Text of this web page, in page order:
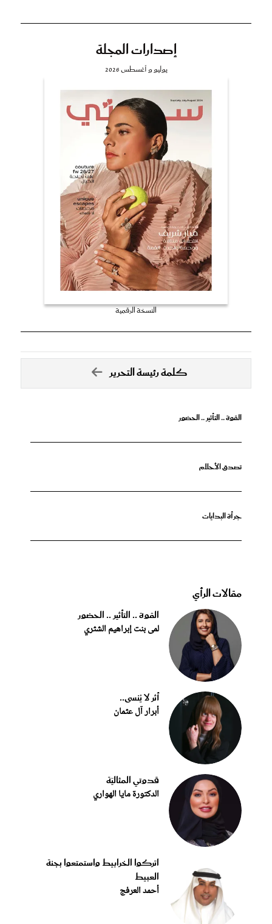
إصدارات المجلة
يوليو و أغسطس 2026
النسخة الرقمية
كلمة رئيسة التحرير
القوة .. التأثير .. الحضور
تصدق الأحلام
جرأة البدايات
مقالات الرأي
القوة .. التأثير .. الحضور
لمى بنت إبراهيم الشثري
أثر لا يُنسى..
أبرار آل عثمان
قدوتي المثاليّة
الدكتورة مايا الهواري
اتركوا الخرابيط واستمتعوا بجنة
العبيط
أحمد العرفج